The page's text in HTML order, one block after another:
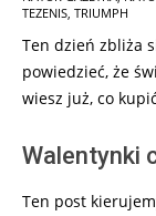
TEZENIS, TRIUMPH
Ten dzień zbliża
powiedzieć, że
wiesz już, co
Walentynki
Ten post